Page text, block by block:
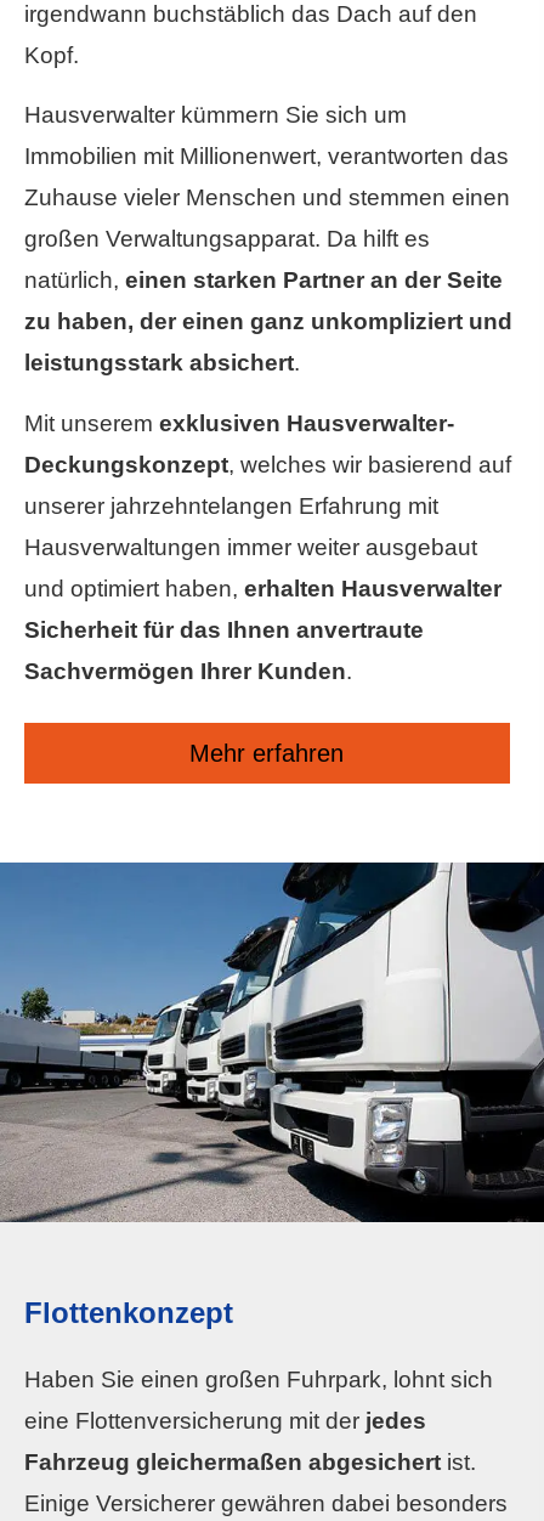
irgendwann buchstäblich das Dach auf den
Kopf.
Hausverwalter kümmern Sie sich um
Immobilien mit Millionenwert, verantworten das
Zuhause vieler Menschen und stemmen einen
großen Verwaltungsapparat. Da hilft es
natürlich, einen starken Partner an der Seite
zu haben, der einen ganz unkompliziert und
leistungsstark absichert.
Mit unserem exklusiven Hausverwalter-
Deckungskonzept, welches wir basierend auf
unserer jahrzehntelangen Erfahrung mit
Hausverwaltungen immer weiter ausgebaut
und optimiert haben, erhalten Hausverwalter
Sicherheit für das Ihnen anvertraute
Sachvermögen Ihrer Kunden.
Mehr erfahren
Flottenkonzept
Haben Sie einen großen Fuhrpark, lohnt sich
eine Flottenversicherung mit der jedes
Fahrzeug gleichermaßen abgesichert ist.
Einige Versicherer gewähren dabei besonders